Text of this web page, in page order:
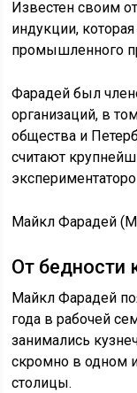
Известен своим
индукции,
промышленного
Фарадей был
организаций, в
общества и
считают
Майкл Фарадей
От бедности
Майкл Фарадей
года в рабочей
занимались
скромно в одном
столицы.